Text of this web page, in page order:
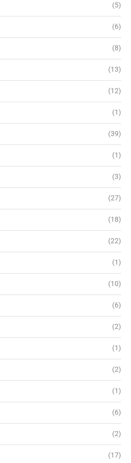
(5)
(6)
(8)
(13)
(12)
(1)
(39)
(1)
(3)
(27)
(18)
(22)
(1)
(10)
(6)
(2)
(1)
(2)
(1)
(6)
(2)
(17)